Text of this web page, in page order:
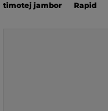
timotej jambor Rapid